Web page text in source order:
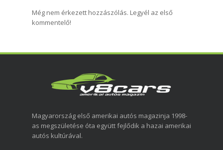
Még nem érkezett hozzászólás. Legyél az első
kommentelő!
Magyarország első amerikai autós magazinja 1998-
as megszületése óta együtt fejlődik a hazai amerikai
autós kultúrával.